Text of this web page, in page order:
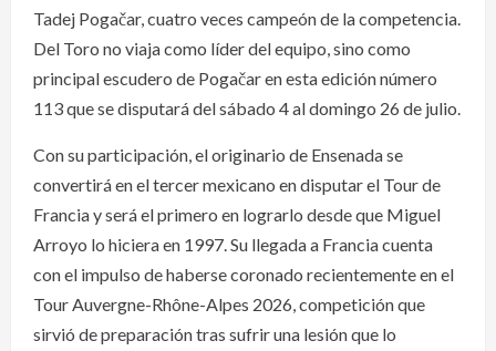
Tadej Pogačar, cuatro veces campeón de la competencia.
Del Toro no viaja como líder del equipo, sino como
principal escudero de Pogačar en esta edición número
113 que se disputará del sábado 4 al domingo 26 de julio.
Con su participación, el originario de Ensenada se
convertirá en el tercer mexicano en disputar el Tour de
Francia y será el primero en lograrlo desde que Miguel
Arroyo lo hiciera en 1997. Su llegada a Francia cuenta
con el impulso de haberse coronado recientemente en el
Tour Auvergne-Rhône-Alpes 2026, competición que
sirvió de preparación tras sufrir una lesión que lo